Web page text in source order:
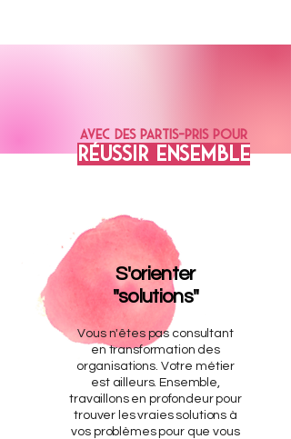
AVEC DES PARTIS-PRIS POuR
RÉussir ensemble
Vous n'êtes pas consultant
en transformation des
organisations. Votre métier
est ailleurs. Ensemble,
travaillons en profondeur pour
trouver les vraies solutions à
vos problèmes pour que vous
S'orienter
"solutions"